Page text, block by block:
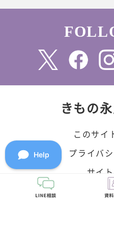
きもの
このサイ
プライバ
サイ
©2010 永